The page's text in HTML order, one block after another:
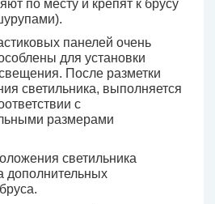
по месту и крепят к брусу
панелей очень
для установки
После разметки
светильника, выполняется
с
размерами
светильника
дополнительных